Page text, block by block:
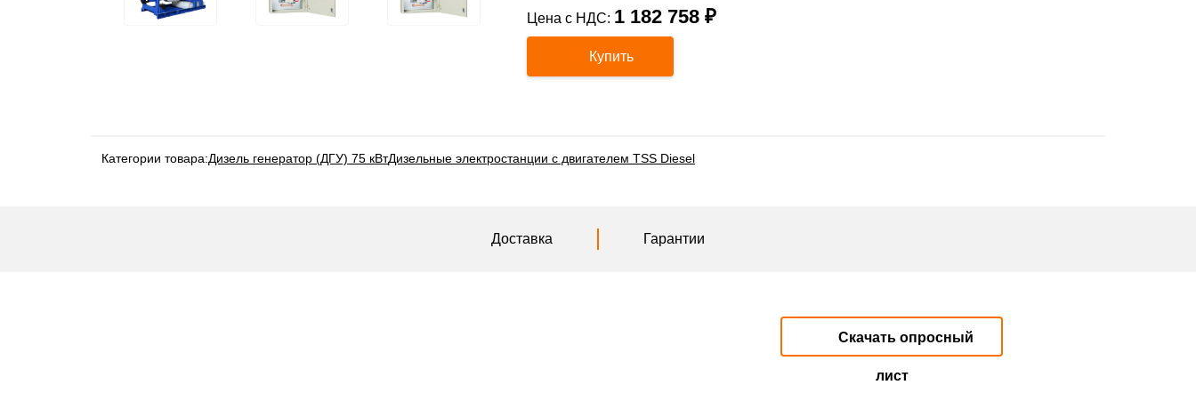
Цена с НДС: 1 182 758 ₽
Купить
Категории товара:Дизель генератор (ДГУ) 75 кВтДизельные электростанции с двигателем TSS Diesel
Доставка Гарантии
Скачать опросный
лист